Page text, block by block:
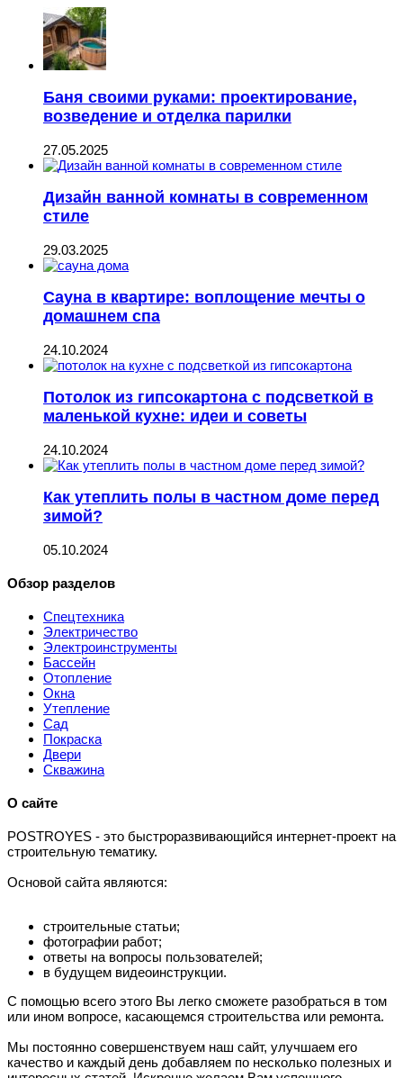
Баня своими руками: проектирование,
возведение и отделка парилки
27.05.2025
Дизайн ванной комнаты в современном
стиле
29.03.2025
Сауна в квартире: воплощение мечты о
домашнем спа
24.10.2024
Потолок из гипсокартона с подсветкой в
маленькой кухне: идеи и советы
24.10.2024
Как утеплить полы в частном доме перед
зимой?
05.10.2024
Обзор разделов
Спецтехника
Электричество
Электроинструменты
Бассейн
Отопление
Окна
Утепление
Сад
Покраска
Двери
Скважина
О сайте
POSTROYES - это быстроразвивающийся интернет-проект на
строительную тематику.
Основой сайта являются:
строительные статьи;
фотографии работ;
ответы на вопросы пользователей;
в будущем видеоинструкции.
С помощью всего этого Вы легко сможете разобраться в том
или ином вопросе, касающемся строительства или ремонта.
Мы постоянно совершенствуем наш сайт, улучшаем его
качество и каждый день добавляем по несколько полезных и